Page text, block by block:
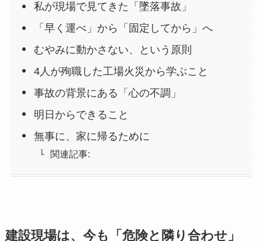
私が現場で見てきた「墜落事故」
「早く運べ」から「固定してから」へ
むやみに動かさない、という原則
4人が殉職した工場火災から学ぶこと
事故の背景にある「心の不調」
明日からできること
無事に、家に帰るために
関連記事:
建設現場は、今も「危険と隣り合わせ」